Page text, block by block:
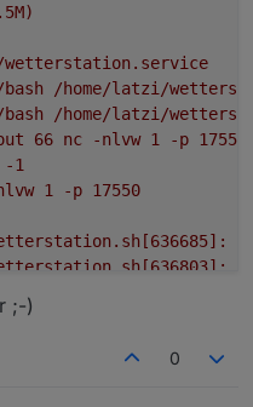
5M)
/home/latzi/
/home/latzi/
66 nc -nlvw 1 -p 17550
-1
1 -p 17550
;-)
0